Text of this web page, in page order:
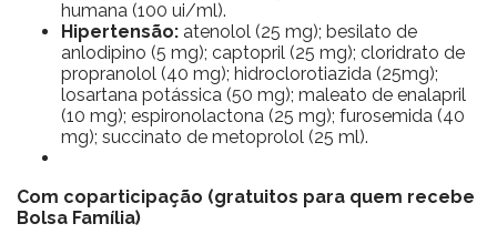
humana (100 ui/ml).
Hipertensão: atenolol (25 mg); besilato de
anlodipino (5 mg); captopril (25 mg); cloridrato de
propranolol (40 mg); hidroclorotiazida (25mg);
losartana potássica (50 mg); maleato de enalapril
(10 mg); espironolactona (25 mg); furosemida (40
mg); succinato de metoprolol (25 ml).
Com coparticipação (gratuitos para quem recebe
Bolsa Família)